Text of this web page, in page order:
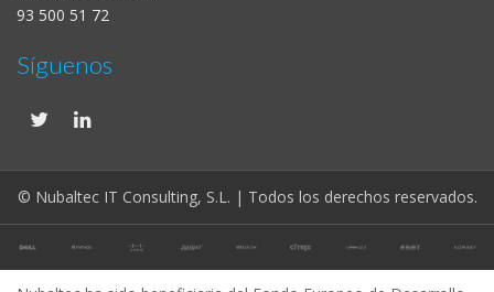
93 500 51 72
Síguenos
© Nubaltec IT Consulting, S.L. | Todos los derechos reservados.